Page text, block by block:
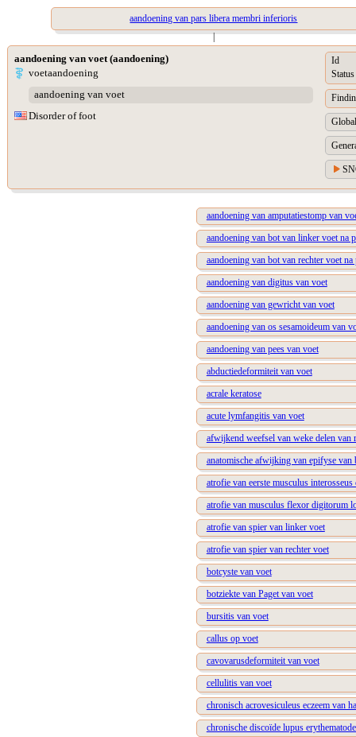
aandoening van pars libera membri inferioris
|
aandoening van voet (aandoening)
voetaandoening
aandoening van voet
Disorder of foot
Id
Status
aandoening van amputatiestomp van
aandoening van bot van linker voet na
aandoening van bot van rechter voet
aandoening van digitus van voet
aandoening van gewricht van voet
aandoening van os sesamoideum van
aandoening van pees van voet
abductiedeformiteit van voet
acrale keratose
acute lymfangitis van voet
afwijkend weefsel van weke delen van
anatomische afwijking van epifyse van
atrofie van eerste musculus
atrofie van musculus flexor digitorum
atrofie van spier van linker voet
atrofie van spier van rechter voet
botcyste van voet
botziekte van Paget van voet
bursitis van voet
callus op voet
cavovarusdeformiteit van voet
cellulitis van voet
chronisch acrovesiculeus eczeem van
chronische discoïde lupus